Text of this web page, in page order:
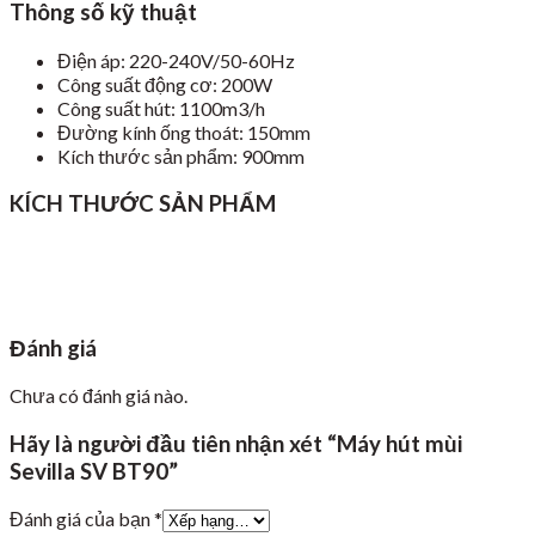
Thông số kỹ thuật
Điện áp: 220-240V/50-60Hz
Công suất động cơ: 200W
Công suất hút: 1100m3/h
Đường kính ống thoát: 150mm
Kích thước sản phẩm: 900mm
KÍCH THƯỚC SẢN PHẨM
Đánh giá
Chưa có đánh giá nào.
Hãy là người đầu tiên nhận xét “Máy hút mùi
Sevilla SV BT90”
Đánh giá của bạn*